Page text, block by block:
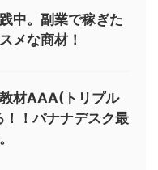
中。副業で稼ぎた
メな商材！
材AAA(トリプル
！！バナナデスク最